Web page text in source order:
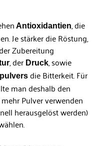
Antioxidantien, die
Je stärker die Röstung,
Zubereitung
, der Druck, sowie
die Bitterkeit. Für
man deshalb den
Pulver verwenden
herausgelöst werden)